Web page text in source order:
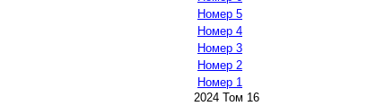
Номер 5
Номер 4
Номер 3
Номер 2
Номер 1
2024 Том 16